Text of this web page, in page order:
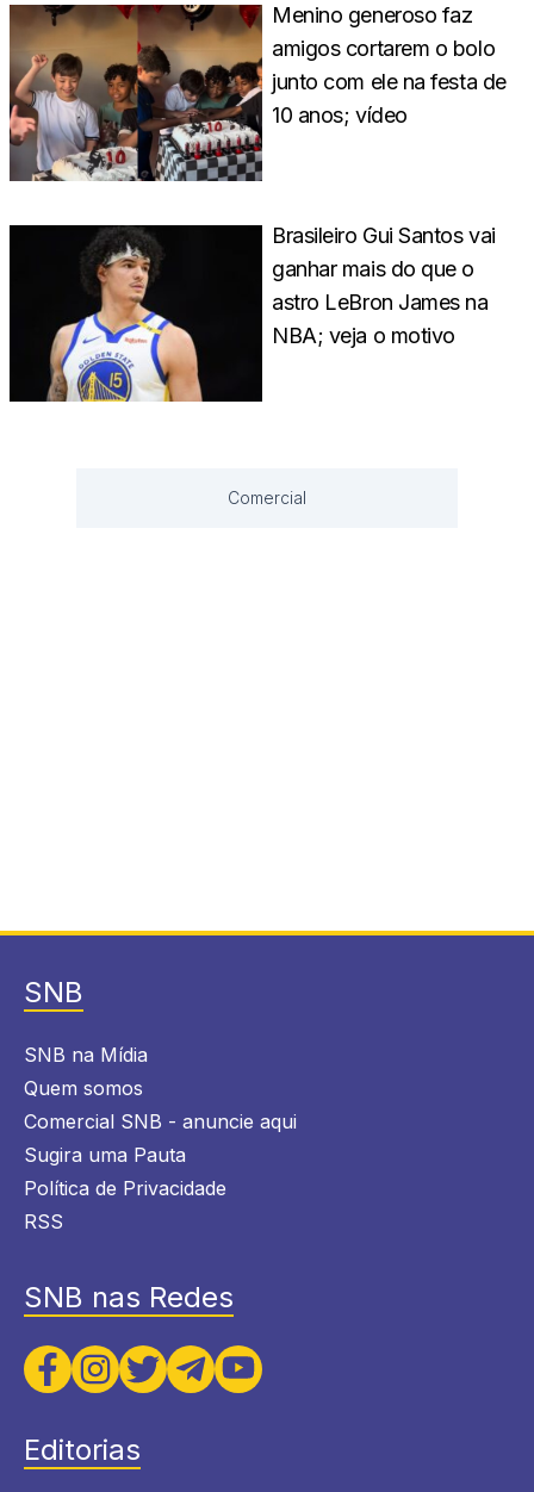
Menino generoso faz
amigos cortarem o bolo
junto com ele na festa de
10 anos; vídeo
Brasileiro Gui Santos vai
ganhar mais do que o
astro LeBron James na
NBA; veja o motivo
Comercial
SNB
SNB na Mídia
Quem somos
Comercial SNB - anuncie aqui
Sugira uma Pauta
Política de Privacidade
RSS
SNB nas Redes
Editorias